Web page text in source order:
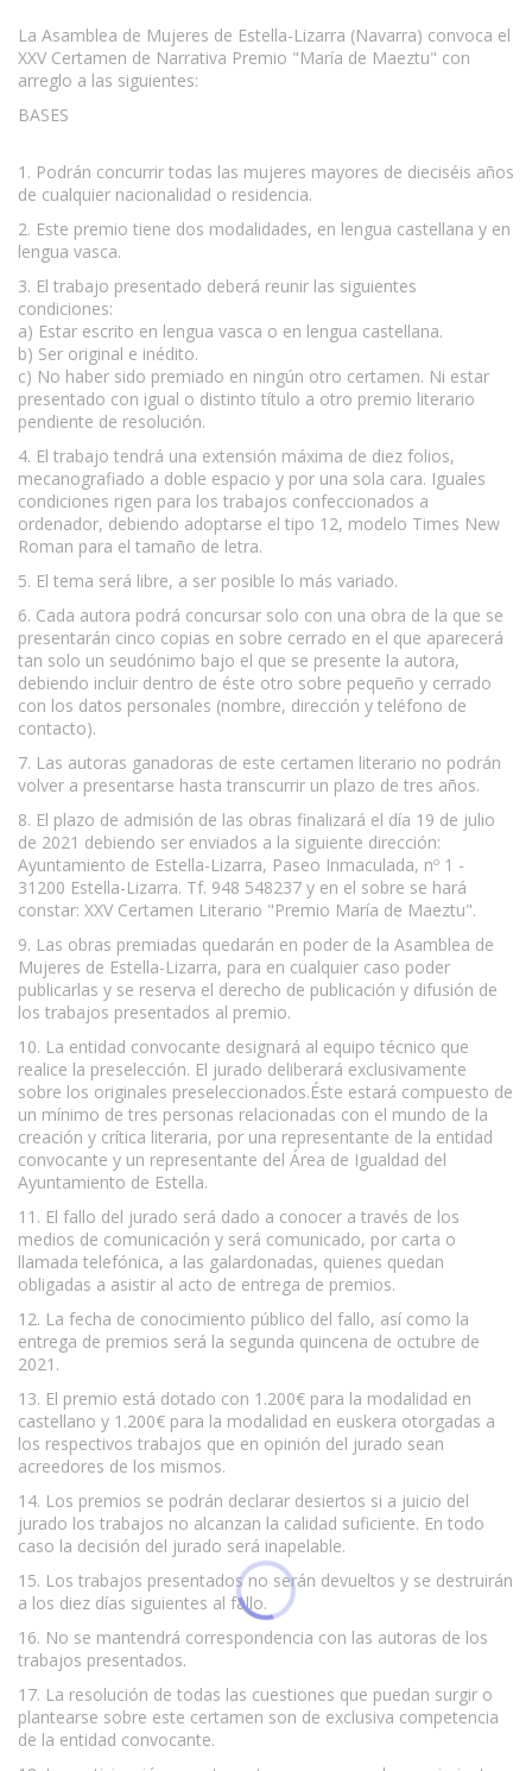
La Asamblea de Mujeres de Estella-Lizarra (Navarra) convoca el
XXV Certamen de Narrativa Premio "María de Maeztu" con
arreglo a las siguientes:
BASES
1. Podrán concurrir todas las mujeres mayores de dieciséis años
de cualquier nacionalidad o residencia.
2. Este premio tiene dos modalidades, en lengua castellana y en
lengua vasca.
3. El trabajo presentado deberá reunir las siguientes
condiciones:
a) Estar escrito en lengua vasca o en lengua castellana.
b) Ser original e inédito.
c) No haber sido premiado en ningún otro certamen. Ni estar
presentado con igual o distinto título a otro premio literario
pendiente de resolución.
4. El trabajo tendrá una extensión máxima de diez folios,
mecanografiado a doble espacio y por una sola cara. Iguales
condiciones rigen para los trabajos confeccionados a
ordenador, debiendo adoptarse el tipo 12, modelo Times New
Roman para el tamaño de letra.
5. El tema será libre, a ser posible lo más variado.
6. Cada autora podrá concursar solo con una obra de la que se
presentarán cinco copias en sobre cerrado en el que aparecerá
tan solo un seudónimo bajo el que se presente la autora,
debiendo incluir dentro de éste otro sobre pequeño y cerrado
con los datos personales (nombre, dirección y teléfono de
contacto).
7. Las autoras ganadoras de este certamen literario no podrán
volver a presentarse hasta transcurrir un plazo de tres años.
8. El plazo de admisión de las obras finalizará el día 19 de julio
de 2021 debiendo ser enviados a la siguiente dirección:
Ayuntamiento de Estella-Lizarra, Paseo Inmaculada, nº 1 -
31200 Estella-Lizarra. Tf. 948 548237 y en el sobre se hará
constar: XXV Certamen Literario "Premio María de Maeztu".
9. Las obras premiadas quedarán en poder de la Asamblea de
Mujeres de Estella-Lizarra, para en cualquier caso poder
publicarlas y se reserva el derecho de publicación y difusión de
los trabajos presentados al premio.
10. La entidad convocante designará al equipo técnico que
realice la preselección. El jurado deliberará exclusivamente
sobre los originales preseleccionados.Éste estará compuesto de
un mínimo de tres personas relacionadas con el mundo de la
creación y crítica literaria, por una representante de la entidad
convocante y un representante del Área de Igualdad del
Ayuntamiento de Estella.
11. El fallo del jurado será dado a conocer a través de los
medios de comunicación y será comunicado, por carta o
llamada telefónica, a las galardonadas, quienes quedan
obligadas a asistir al acto de entrega de premios.
12. La fecha de conocimiento público del fallo, así como la
entrega de premios será la segunda quincena de octubre de
2021.
13. El premio está dotado con 1.200€ para la modalidad en
castellano y 1.200€ para la modalidad en euskera otorgadas a
los respectivos trabajos que en opinión del jurado sean
acreedores de los mismos.
14. Los premios se podrán declarar desiertos si a juicio del
jurado los trabajos no alcanzan la calidad suficiente. En todo
caso la decisión del jurado será inapelable.
15. Los trabajos presentados no serán devueltos y se destruirán
a los diez días siguientes al fallo.
16. No se mantendrá correspondencia con las autoras de los
trabajos presentados.
17. La resolución de todas las cuestiones que puedan surgir o
plantearse sobre este certamen son de exclusiva competencia
de la entidad convocante.